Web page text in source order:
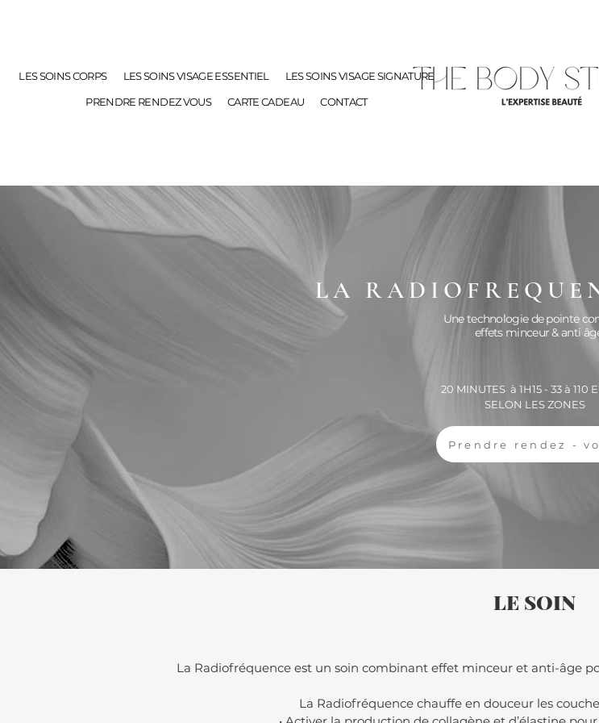
LES SOINS CORPS LES SOINS VISAGE ESSENTIEL
LES SOINS VISAGE SIGNATURE
PRENDRE RENDEZ VOUS
CARTE CADEAU CONTACT
LA
Une technologie de pointe
effets minceur & anti
20 MINUTES à 1H15 - 33 à 110
SELON LES ZONES
Prendre rendez -
LE SOIN
La Radiofréquence est un soin combinant effet minceur et anti-âge
La Radiofréquence chauffe en douceur les